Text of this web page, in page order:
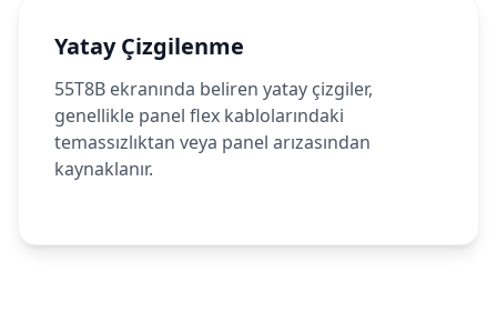
Yatay Çizgilenme
55T8B ekranında beliren yatay çizgiler,
genellikle panel flex kablolarındaki
temassızlıktan veya panel arızasından
kaynaklanır.